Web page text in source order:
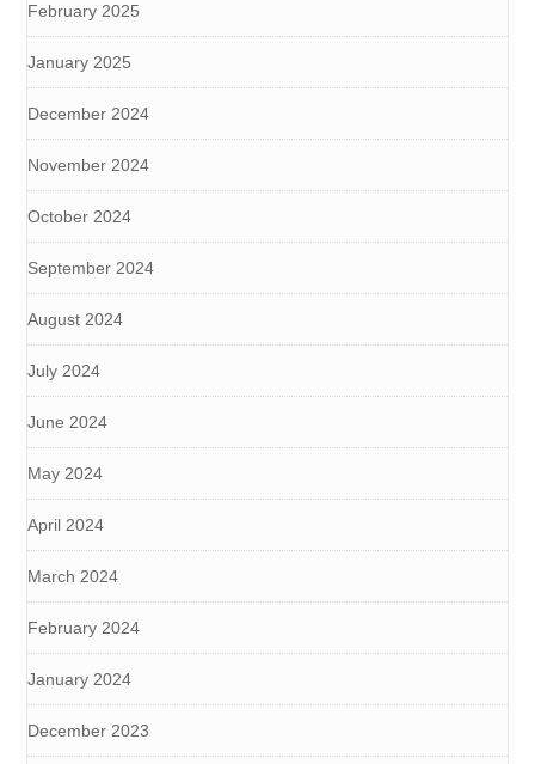
February 2025
January 2025
December 2024
November 2024
October 2024
September 2024
August 2024
July 2024
June 2024
May 2024
April 2024
March 2024
February 2024
January 2024
December 2023